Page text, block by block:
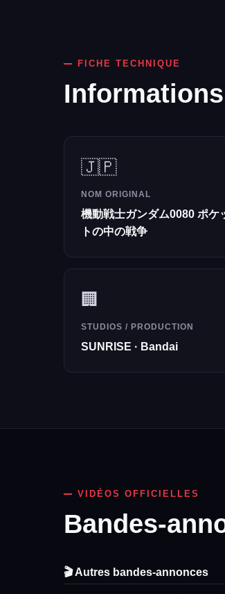
FICHE TECHNIQUE
🇯🇵
NOM ORIGINAL
機動戦士ガンダム0080 ポケ
トの中の戦争
🏢
STUDIOS / PRODUCTION
SUNRISE · Bandai
VIDÉOS OFFICIELLES
Bandes-
🎬 Autres bandes-annonces